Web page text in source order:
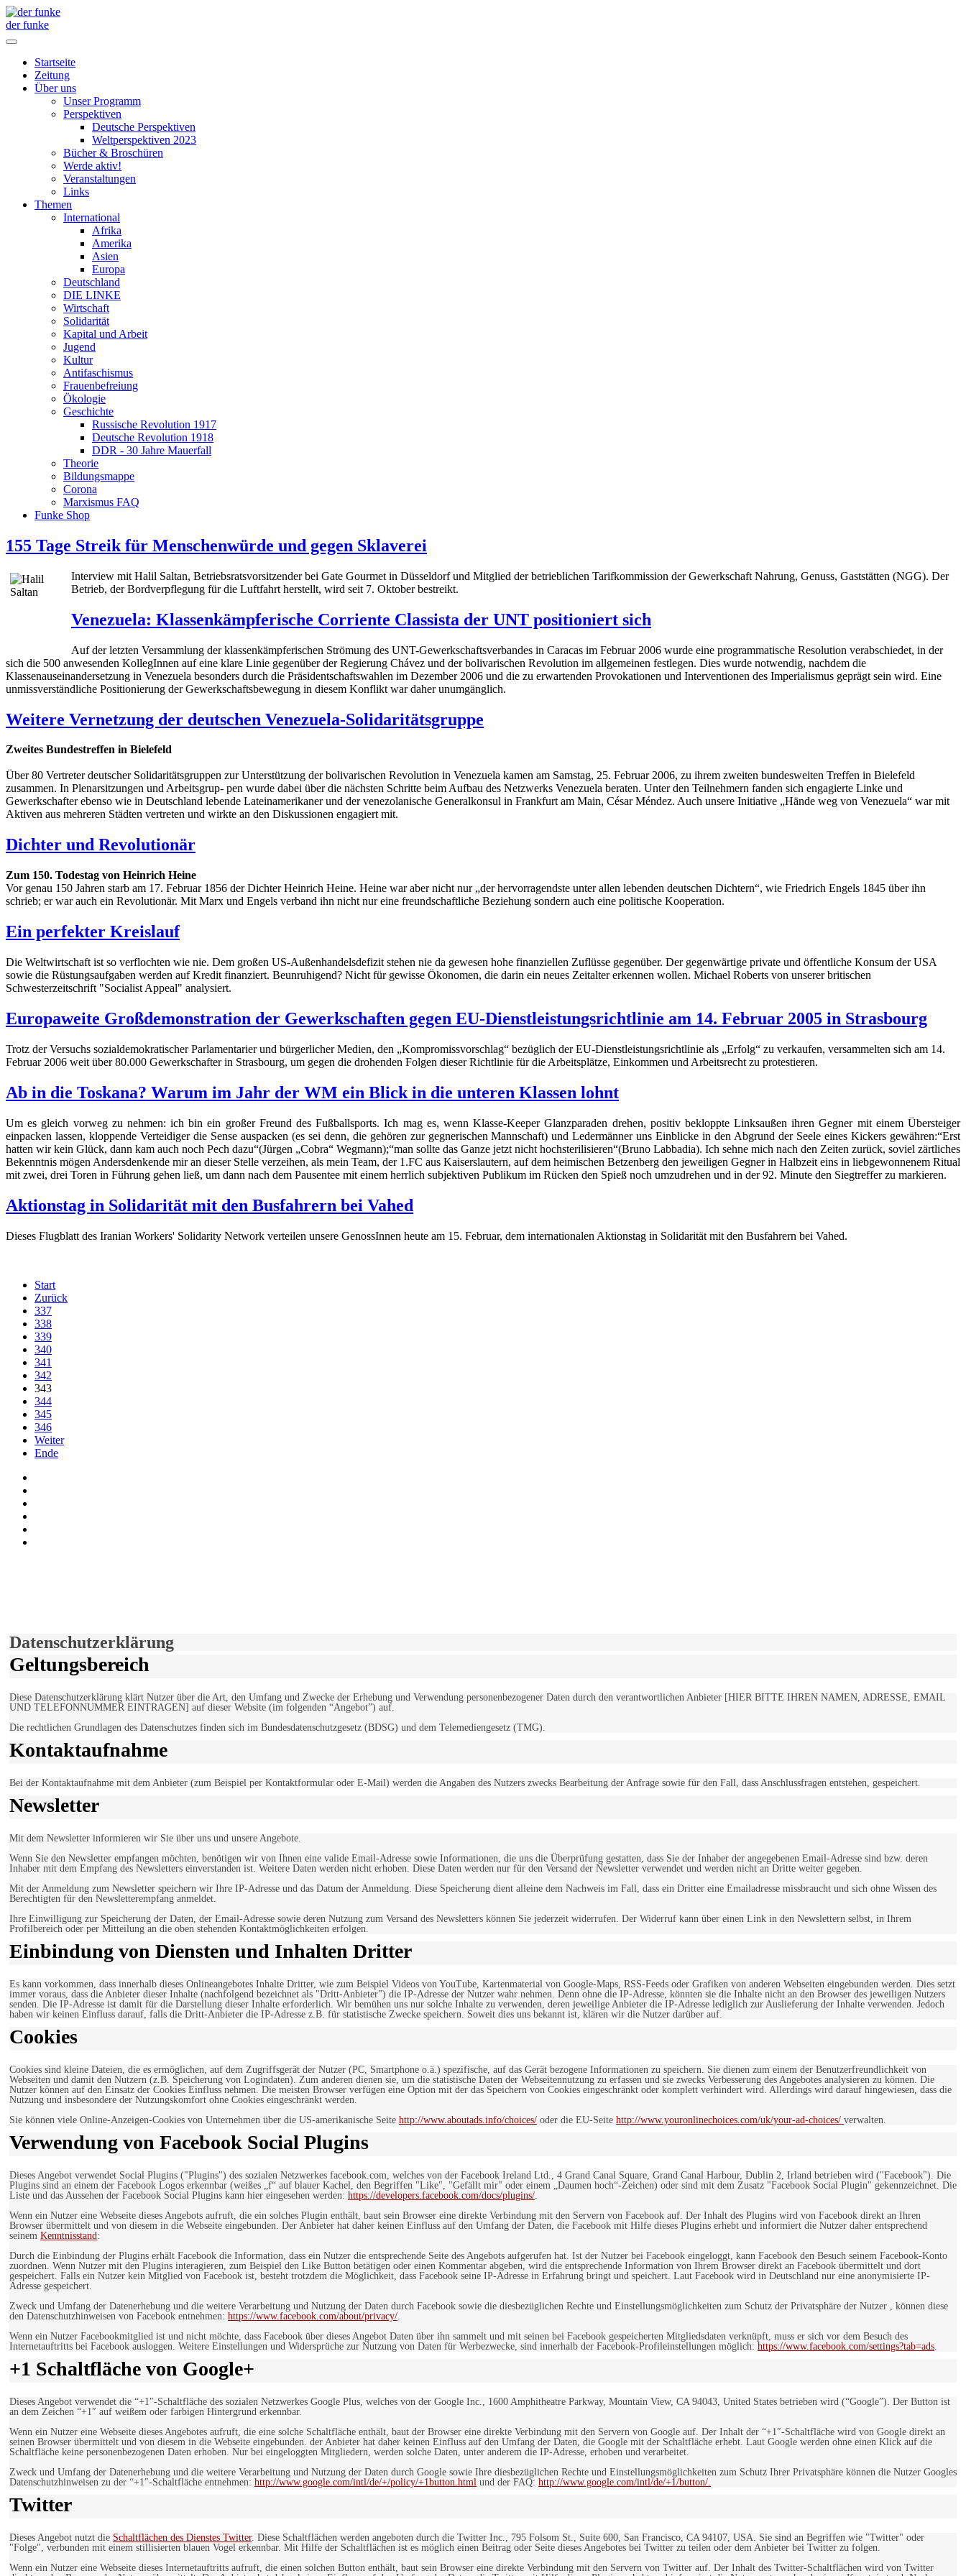
der funke
Startseite
Zeitung
Über uns
Unser Programm
Perspektiven
Deutsche Perspektiven
Weltperspektiven 2023
Bücher & Broschüren
Werde aktiv!
Veranstaltungen
Links
Themen
International
Afrika
Amerika
Asien
Europa
Deutschland
DIE LINKE
Wirtschaft
Solidarität
Kapital und Arbeit
Jugend
Kultur
Antifaschismus
Frauenbefreiung
Ökologie
Geschichte
Russische Revolution 1917
Deutsche Revolution 1918
DDR - 30 Jahre Mauerfall
Theorie
Bildungsmappe
Corona
Marxismus FAQ
Funke Shop
155 Tage Streik für Menschenwürde und gegen Sklaverei
Interview mit Halil Saltan, Betriebsratsvorsitzender bei Gate Gourmet in Düsseldorf und Mitglied der betrieblichen Tarifkommission der Gewerkschaft Nahrung, Genuss, Gaststätten (NGG). Der
Betrieb, der Bordverpflegung für die Luftfahrt herstellt, wird seit 7. Oktober bestreikt.
Venezuela: Klassenkämpferische Corriente Classista der UNT positioniert sich
Auf der letzten Versammlung der klassenkämpferischen Strömung des UNT-Gewerkschaftsverbandes in Caracas im Februar 2006 wurde eine programmatische Resolution verabschiedet, in der
sich die 500 anwesenden KollegInnen auf eine klare Linie gegenüber der Regierung Chávez und der bolivarischen Revolution im allgemeinen festlegen. Dies wurde notwendig, nachdem die
Klassenauseinandersetzung in Venezuela besonders durch die Präsidentschaftswahlen im Dezember 2006 und die zu erwartenden Provokationen und Interventionen des Imperialismus geprägt sein wird. Eine
unmissverständliche Positionierung der Gewerkschaftsbewegung in diesem Konflikt war daher unumgänglich.
Weitere Vernetzung der deutschen Venezuela-Solidaritätsgruppe
Zweites Bundestreffen in Bielefeld
Über 80 Vertreter deutscher Solidaritätsgruppen zur Unterstützung der bolivarischen Revolution in Venezuela kamen am Samstag, 25. Februar 2006, zu ihrem zweiten bundesweiten Treffen in Bielefeld
zusammen. In Plenarsitzungen und Arbeitsgrup- pen wurde dabei über die nächsten Schritte beim Aufbau des Netzwerks Venezuela beraten. Unter den Teilnehmern fanden sich engagierte Linke und
Gewerkschafter ebenso wie in Deutschland lebende Lateinamerikaner und der venezolanische Generalkonsul in Frankfurt am Main, César Méndez. Auch unsere Initiative „Hände weg von Venezuela“ war mit
Aktiven aus mehreren Städten vertreten und wirkte an den Diskussionen engagiert mit.
Dichter und Revolutionär
Zum 150. Todestag von Heinrich Heine
Vor genau 150 Jahren starb am 17. Februar 1856 der Dichter Heinrich Heine. Heine war aber nicht nur „der hervorragendste unter allen lebenden deutschen Dichtern“, wie Friedrich Engels 1845 über ihn
schrieb; er war auch ein Revolutionär. Mit Marx und Engels verband ihn nicht nur eine freundschaftliche Beziehung sondern auch eine politische Kooperation.
Ein perfekter Kreislauf
Die Weltwirtschaft ist so verflochten wie nie. Dem großen US-Außenhandelsdefizit stehen nie da gewesen hohe finanziellen Zuflüsse gegenüber. Der gegenwärtige private und öffentliche Konsum der USA
sowie die Rüstungsaufgaben werden auf Kredit finanziert. Beunruhigend? Nicht für gewisse Ökonomen, die darin ein neues Zeitalter erkennen wollen. Michael Roberts von unserer britischen
Schwesterzeitschrift "Socialist Appeal" analysiert.
Europaweite Großdemonstration der Gewerkschaften gegen EU-Dienstleistungsrichtlinie am 14. Februar 2005 in Strasbourg
Trotz der Versuchs sozialdemokratischer Parlamentarier und bürgerlicher Medien, den „Kompromissvorschlag“ bezüglich der EU-Dienstleistungsrichtlinie als „Erfolg“ zu verkaufen, versammelten sich am 14.
Februar 2006 weit über 80.000 Gewerkschafter in Strasbourg, um gegen die drohenden Folgen dieser Richtlinie für die Arbeitsplätze, Einkommen und Arbeitsrecht zu protestieren.
Ab in die Toskana? Warum im Jahr der WM ein Blick in die unteren Klassen lohnt
Um es gleich vorweg zu nehmen: ich bin ein großer Freund des Fußballsports. Ich mag es, wenn Klasse-Keeper Glanzparaden drehen, positiv bekloppte Linksaußen ihren Gegner mit einem Übersteiger
einpacken lassen, kloppende Verteidiger die Sense auspacken (es sei denn, die gehören zur gegnerischen Mannschaft) und Ledermänner uns Einblicke in den Abgrund der Seele eines Kickers gewähren:“Erst
hatten wir kein Glück, dann kam auch noch Pech dazu“(Jürgen „Cobra“ Wegmann);“man sollte das Ganze jetzt nicht hochsterilisieren“(Bruno Labbadia). Ich sehne mich nach den Zeiten zurück, soviel zärtliches
Bekenntnis mögen Andersdenkende mir an dieser Stelle verzeihen, als mein Team, der 1.FC aus Kaiserslautern, auf dem heimischen Betzenberg den jeweiligen Gegner in Halbzeit eins in liebgewonnenem Ritual
mit zwei, drei Toren in Führung gehen ließ, um dann nach dem Pausentee mit einem herrlich subjektiven Publikum im Rücken den Spieß noch umzudrehen und in der 92. Minute den Siegtreffer zu markieren.
Aktionstag in Solidarität mit den Busfahrern bei Vahed
Dieses Flugblatt des Iranian Workers' Solidarity Network verteilen unsere GenossInnen heute am 15. Februar, dem internationalen Aktionstag in Solidarität mit den Busfahrern bei Vahed.
Start
Zurück
337
338
339
340
341
342
343
344
345
346
Weiter
Ende
Datenschutzerklärung
Geltungsbereich
Diese Datenschutzerklärung klärt Nutzer über die Art, den Umfang und Zwecke der Erhebung und Verwendung personenbezogener Daten durch den verantwortlichen Anbieter [HIER BITTE IHREN NAMEN, ADRESSE, EMAIL
UND TELEFONNUMMER EINTRAGEN] auf dieser Website (im folgenden “Angebot”) auf.
Die rechtlichen Grundlagen des Datenschutzes finden sich im Bundesdatenschutzgesetz (BDSG) und dem Telemediengesetz (TMG).
Kontaktaufnahme
Bei der Kontaktaufnahme mit dem Anbieter (zum Beispiel per Kontaktformular oder E-Mail) werden die Angaben des Nutzers zwecks Bearbeitung der Anfrage sowie für den Fall, dass Anschlussfragen entstehen, gespeichert.
Newsletter
Mit dem Newsletter informieren wir Sie über uns und unsere Angebote.
Wenn Sie den Newsletter empfangen möchten, benötigen wir von Ihnen eine valide Email-Adresse sowie Informationen, die uns die Überprüfung gestatten, dass Sie der Inhaber der angegebenen Email-Adresse sind bzw. deren
Inhaber mit dem Empfang des Newsletters einverstanden ist. Weitere Daten werden nicht erhoben. Diese Daten werden nur für den Versand der Newsletter verwendet und werden nicht an Dritte weiter gegeben.
Mit der Anmeldung zum Newsletter speichern wir Ihre IP-Adresse und das Datum der Anmeldung. Diese Speicherung dient alleine dem Nachweis im Fall, dass ein Dritter eine Emailadresse missbraucht und sich ohne Wissen des
Berechtigten für den Newsletterempfang anmeldet.
Ihre Einwilligung zur Speicherung der Daten, der Email-Adresse sowie deren Nutzung zum Versand des Newsletters können Sie jederzeit widerrufen. Der Widerruf kann über einen Link in den Newslettern selbst, in Ihrem
Profilbereich oder per Mitteilung an die oben stehenden Kontaktmöglichkeiten erfolgen.
Einbindung von Diensten und Inhalten Dritter
Es kann vorkommen, dass innerhalb dieses Onlineangebotes Inhalte Dritter, wie zum Beispiel Videos von YouTube, Kartenmaterial von Google-Maps, RSS-Feeds oder Grafiken von anderen Webseiten eingebunden werden. Dies setzt
immer voraus, dass die Anbieter dieser Inhalte (nachfolgend bezeichnet als "Dritt-Anbieter") die IP-Adresse der Nutzer wahr nehmen. Denn ohne die IP-Adresse, könnten sie die Inhalte nicht an den Browser des jeweiligen Nutzers
senden. Die IP-Adresse ist damit für die Darstellung dieser Inhalte erforderlich. Wir bemühen uns nur solche Inhalte zu verwenden, deren jeweilige Anbieter die IP-Adresse lediglich zur Auslieferung der Inhalte verwenden. Jedoch
haben wir keinen Einfluss darauf, falls die Dritt-Anbieter die IP-Adresse z.B. für statistische Zwecke speichern. Soweit dies uns bekannt ist, klären wir die Nutzer darüber auf.
Cookies
Cookies sind kleine Dateien, die es ermöglichen, auf dem Zugriffsgerät der Nutzer (PC, Smartphone o.ä.) spezifische, auf das Gerät bezogene Informationen zu speichern. Sie dienen zum einem der Benutzerfreundlichkeit von
Webseiten und damit den Nutzern (z.B. Speicherung von Logindaten). Zum anderen dienen sie, um die statistische Daten der Webseitennutzung zu erfassen und sie zwecks Verbesserung des Angebotes analysieren zu können. Die
Nutzer können auf den Einsatz der Cookies Einfluss nehmen. Die meisten Browser verfügen eine Option mit der das Speichern von Cookies eingeschränkt oder komplett verhindert wird. Allerdings wird darauf hingewiesen, dass die
Nutzung und insbesondere der Nutzungskomfort ohne Cookies eingeschränkt werden.
Sie können viele Online-Anzeigen-Cookies von Unternehmen über die US-amerikanische Seite http://www.aboutads.info/choices/ oder die EU-Seite http://www.youronlinechoices.com/uk/your-ad-choices/ verwalten.
Verwendung von Facebook Social Plugins
Dieses Angebot verwendet Social Plugins ("Plugins") des sozialen Netzwerkes facebook.com, welches von der Facebook Ireland Ltd., 4 Grand Canal Square, Grand Canal Harbour, Dublin 2, Irland betrieben wird ("Facebook"). Die
Plugins sind an einem der Facebook Logos erkennbar (weißes „f“ auf blauer Kachel, den Begriffen "Like", "Gefällt mir" oder einem „Daumen hoch“-Zeichen) oder sind mit dem Zusatz "Facebook Social Plugin" gekennzeichnet. Die
Liste und das Aussehen der Facebook Social Plugins kann hier eingesehen werden: https://developers.facebook.com/docs/plugins/.
Wenn ein Nutzer eine Webseite dieses Angebots aufruft, die ein solches Plugin enthält, baut sein Browser eine direkte Verbindung mit den Servern von Facebook auf. Der Inhalt des Plugins wird von Facebook direkt an Ihren
Browser übermittelt und von diesem in die Webseite eingebunden. Der Anbieter hat daher keinen Einfluss auf den Umfang der Daten, die Facebook mit Hilfe dieses Plugins erhebt und informiert die Nutzer daher entsprechend
seinem Kenntnisstand:
Durch die Einbindung der Plugins erhält Facebook die Information, dass ein Nutzer die entsprechende Seite des Angebots aufgerufen hat. Ist der Nutzer bei Facebook eingeloggt, kann Facebook den Besuch seinem Facebook-Konto
zuordnen. Wenn Nutzer mit den Plugins interagieren, zum Beispiel den Like Button betätigen oder einen Kommentar abgeben, wird die entsprechende Information von Ihrem Browser direkt an Facebook übermittelt und dort
gespeichert. Falls ein Nutzer kein Mitglied von Facebook ist, besteht trotzdem die Möglichkeit, dass Facebook seine IP-Adresse in Erfahrung bringt und speichert. Laut Facebook wird in Deutschland nur eine anonymisierte IP-
Adresse gespeichert.
Zweck und Umfang der Datenerhebung und die weitere Verarbeitung und Nutzung der Daten durch Facebook sowie die diesbezüglichen Rechte und Einstellungsmöglichkeiten zum Schutz der Privatsphäre der Nutzer , können diese
den Datenschutzhinweisen von Facebook entnehmen: https://www.facebook.com/about/privacy/.
Wenn ein Nutzer Facebookmitglied ist und nicht möchte, dass Facebook über dieses Angebot Daten über ihn sammelt und mit seinen bei Facebook gespeicherten Mitgliedsdaten verknüpft, muss er sich vor dem Besuch des
Internetauftritts bei Facebook ausloggen. Weitere Einstellungen und Widersprüche zur Nutzung von Daten für Werbezwecke, sind innerhalb der Facebook-Profileinstellungen möglich: https://www.facebook.com/settings?tab=ads.
+1 Schaltfläche von Google+
Dieses Angebot verwendet die “+1″-Schaltfläche des sozialen Netzwerkes Google Plus, welches von der Google Inc., 1600 Amphitheatre Parkway, Mountain View, CA 94043, United States betrieben wird (“Google”). Der Button ist
an dem Zeichen “+1″ auf weißem oder farbigen Hintergrund erkennbar.
Wenn ein Nutzer eine Webseite dieses Angebotes aufruft, die eine solche Schaltfläche enthält, baut der Browser eine direkte Verbindung mit den Servern von Google auf. Der Inhalt der “+1″-Schaltfläche wird von Google direkt an
seinen Browser übermittelt und von diesem in die Webseite eingebunden. der Anbieter hat daher keinen Einfluss auf den Umfang der Daten, die Google mit der Schaltfläche erhebt. Laut Google werden ohne einen Klick auf die
Schaltfläche keine personenbezogenen Daten erhoben. Nur bei eingeloggten Mitgliedern, werden solche Daten, unter anderem die IP-Adresse, erhoben und verarbeitet.
Zweck und Umfang der Datenerhebung und die weitere Verarbeitung und Nutzung der Daten durch Google sowie Ihre diesbezüglichen Rechte und Einstellungsmöglichkeiten zum Schutz Ihrer Privatsphäre können die Nutzer Googles
Datenschutzhinweisen zu der “+1″-Schaltfläche entnehmen: http://www.google.com/intl/de/+/policy/+1button.html und der FAQ: http://www.google.com/intl/de/+1/button/.
Twitter
Dieses Angebot nutzt die Schaltflächen des Dienstes Twitter. Diese Schaltflächen werden angeboten durch die Twitter Inc., 795 Folsom St., Suite 600, San Francisco, CA 94107, USA. Sie sind an Begriffen wie "Twitter" oder
"Folge", verbunden mit einem stillisierten blauen Vogel erkennbar. Mit Hilfe der Schaltflächen ist es möglich einen Beitrag oder Seite dieses Angebotes bei Twitter zu teilen oder dem Anbieter bei Twitter zu folgen.
Wenn ein Nutzer eine Webseite dieses Internetauftritts aufruft, die einen solchen Button enthält, baut sein Browser eine direkte Verbindung mit den Servern von Twitter auf. Der Inhalt des Twitter-Schaltflächen wird von Twitter